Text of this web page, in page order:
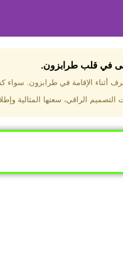
دبل تري
تشمل مسبحًا داخليًا، سبا،
في قلب طرابزون.​
أثناء الإقامة في طرابزون.
الراقي، سعتها المثالية